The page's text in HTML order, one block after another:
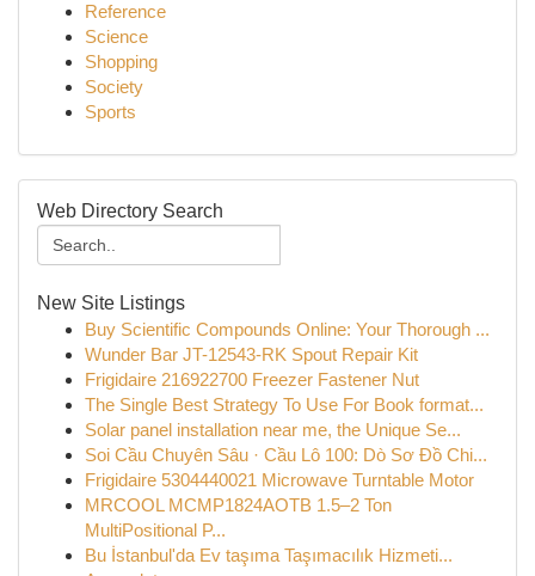
Reference
Science
Shopping
Society
Sports
Web Directory Search
New Site Listings
Buy Scientific Compounds Online: Your Thorough ...
Wunder Bar JT-12543-RK Spout Repair Kit
Frigidaire 216922700 Freezer Fastener Nut
The Single Best Strategy To Use For Book format...
Solar panel installation near me, the Unique Se...
Soi Cầu Chuyên Sâu · Cầu Lô 100: Dò Sơ Đồ Chi...
Frigidaire 5304440021 Microwave Turntable Motor
MRCOOL MCMP1824AOTB 1.5–2 Ton
MultiPositional P...
Bu İstanbul'da Ev taşıma Taşımacılık Hizmeti...